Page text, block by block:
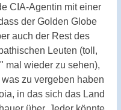
CIA-Agentin mit einer
der Golden Globe
auch der Rest des
Leuten (toll,
mal wieder zu sehen),
zu vergeben haben
in das sich das Land